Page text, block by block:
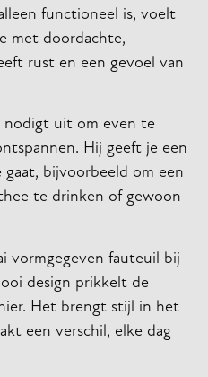
functioneel is, voelt
met doordachte,
rust en een gevoel van
nodigt uit om even te
Hij geeft je een
gaat, bijvoorbeeld om een
te drinken of gewoon
vormgegeven fauteuil bij
design prikkelt de
Het brengt stijl in het
een verschil, elke dag